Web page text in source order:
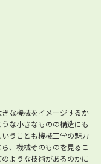
な機械をイメージするか
な小さなものの構造にも
うことも機械工学の魅力
、機械そのものを見るこ
ような技術があるのかに